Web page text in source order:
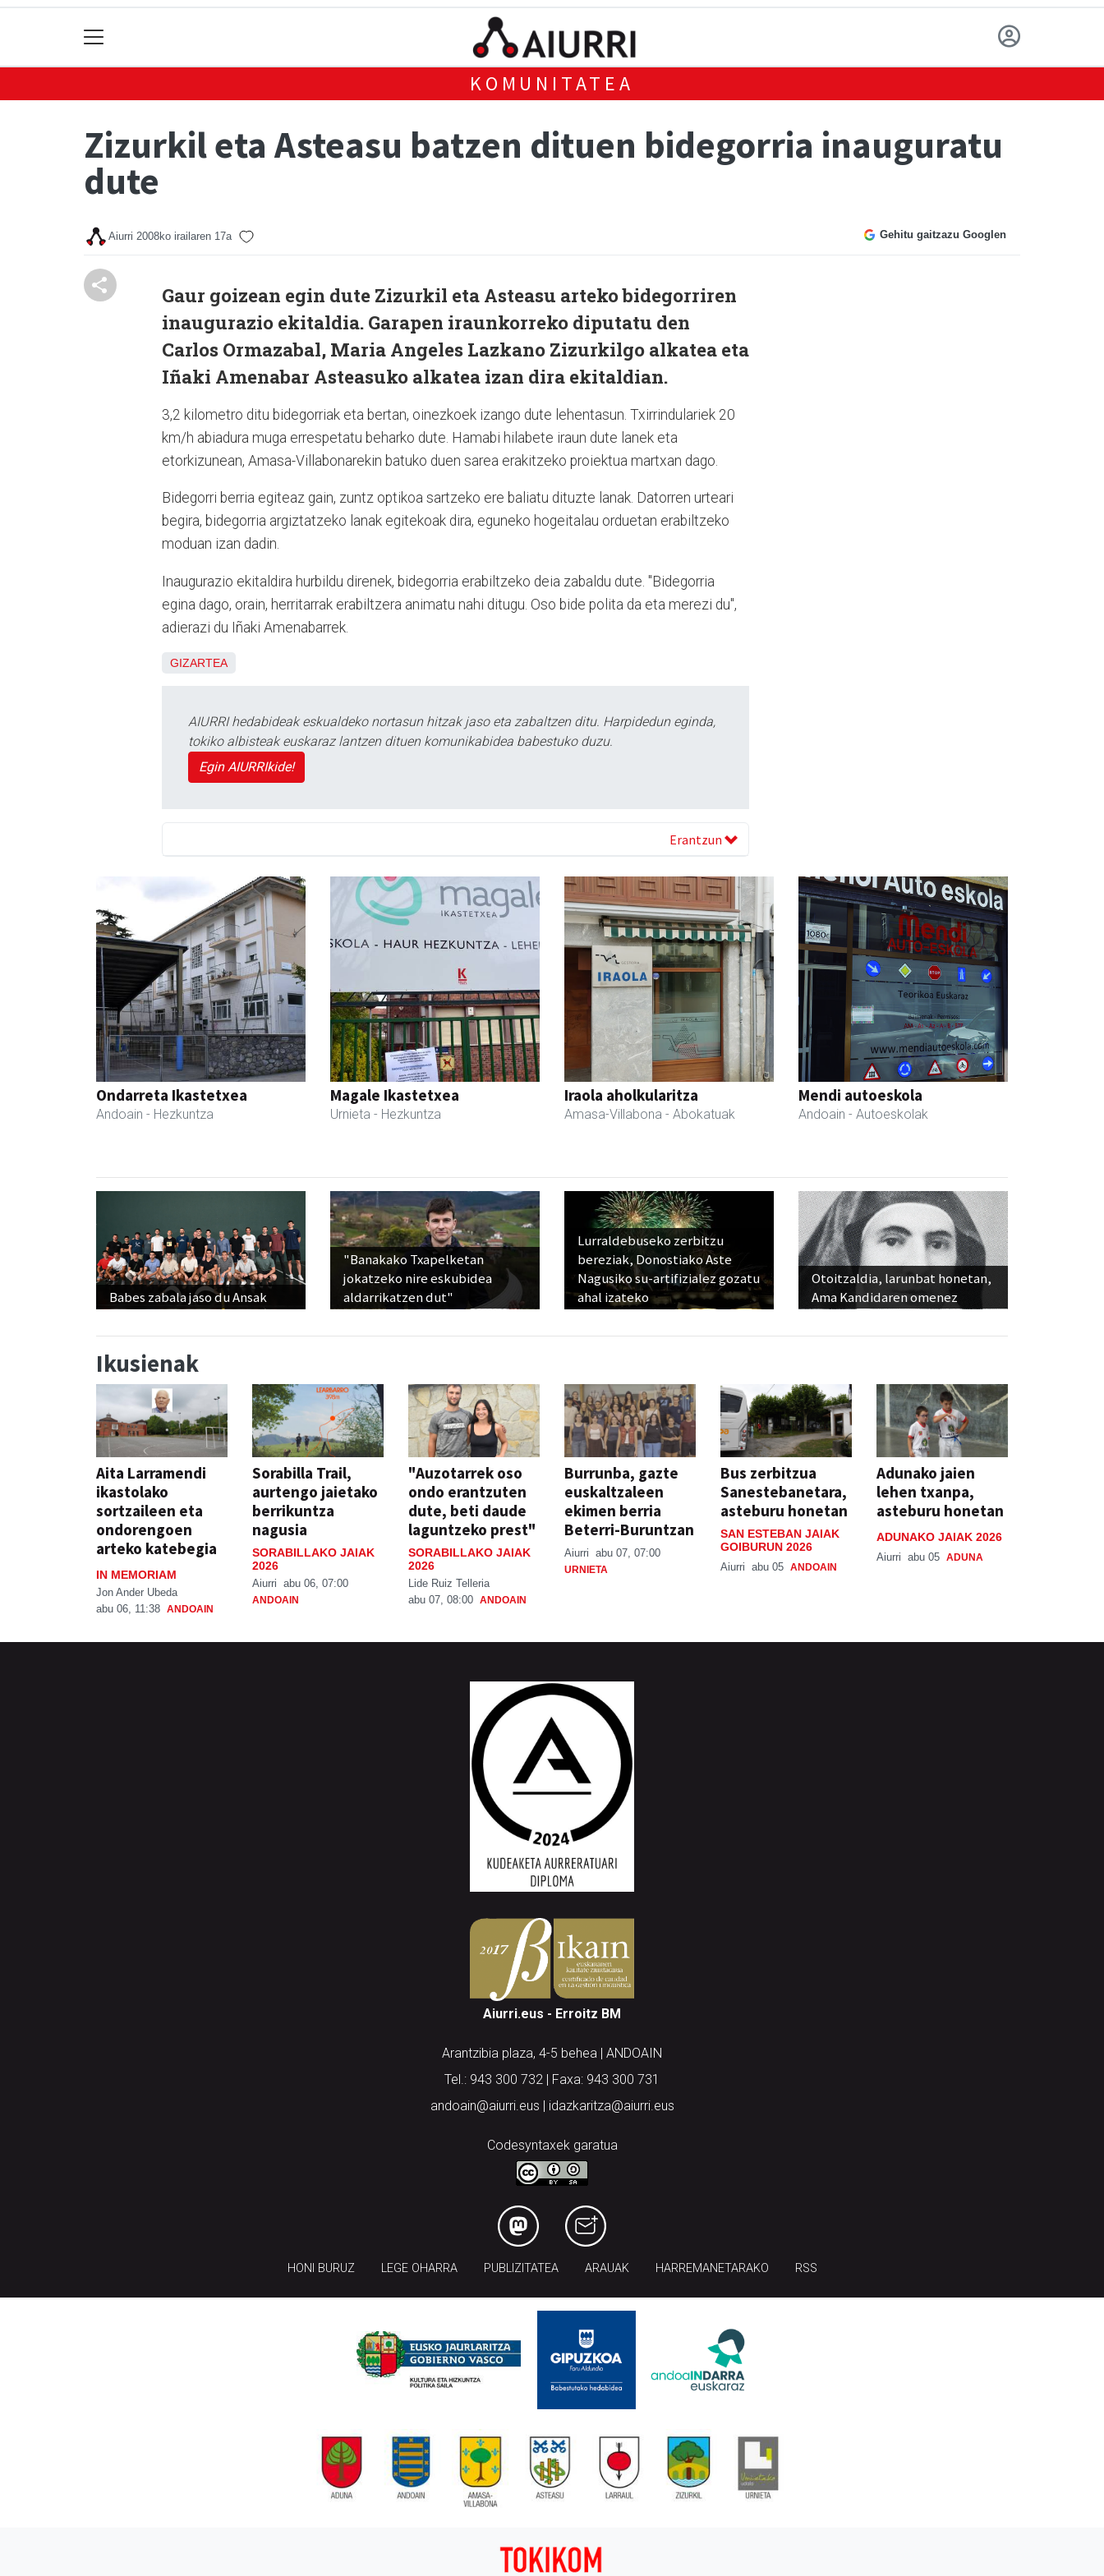
KOMUNITATEA
Zizurkil eta Asteasu batzen dituen bidegorria inauguratu
dute
Aiurri 2008ko irailaren 17a Gehitu gaitzazu Googlen
Gaur goizean egin dute Zizurkil eta Asteasu arteko bidegorriren
inaugurazio ekitaldia. Garapen iraunkorreko diputatu den
Carlos Ormazabal, Maria Angeles Lazkano Zizurkilgo alkatea eta
Iñaki Amenabar Asteasuko alkatea izan dira ekitaldian.
3,2 kilometro ditu bidegorriak eta bertan, oinezkoek izango dute lehentasun. Txirrindulariek 20
km/h abiadura muga errespetatu beharko dute. Hamabi hilabete iraun dute lanek eta
etorkizunean, Amasa-Villabonarekin batuko duen sarea erakitzeko proiektua martxan dago.
Bidegorri berria egiteaz gain, zuntz optikoa sartzeko ere baliatu dituzte lanak. Datorren urteari
begira, bidegorria argiztatzeko lanak egitekoak dira, eguneko hogeitalau orduetan erabiltzeko
moduan izan dadin.
Inaugurazio ekitaldira hurbildu direnek, bidegorria erabiltzeko deia zabaldu dute. "Bidegorria
egina dago, orain, herritarrak erabiltzera animatu nahi ditugu. Oso bide polita da eta merezi du",
adierazi du Iñaki Amenabarrek.
GIZARTEA
AIURRI hedabideak eskualdeko nortasun hitzak jaso eta zabaltzen ditu. Harpidedun eginda,
tokiko albisteak euskaraz lantzen dituen komunikabidea babestuko duzu.
Egin AIURRIkide!
Erantzun
Ondarreta Ikastetxea
Andoain - Hezkuntza
Magale Ikastetxea
Urnieta - Hezkuntza
Iraola aholkularitza
Amasa-Villabona - Abokatuak
Mendi autoeskola
Andoain - Autoeskolak
Babes zabala jaso du Ansak
"Banakako Txapelketan
jokatzeko nire eskubidea
aldarrikatzen dut"
Lurraldebuseko zerbitzu
bereziak, Donostiako Aste
Nagusiko su-artifizialez gozatu
ahal izateko
Otoitzaldia, larunbat honetan,
Ama Kandidaren omenez
Ikusienak
Aita Larramendi
ikastolako
sortzaileen eta
ondorengoen
arteko katebegia
IN MEMORIAM
Jon Ander Ubeda
abu 06, 11:38 ANDOAIN
Sorabilla Trail,
aurtengo jaietako
berrikuntza
nagusia
SORABILLAKO JAIAK
2026
Aiurri abu 06, 07:00
ANDOAIN
"Auzotarrek oso
ondo erantzuten
dute, beti daude
laguntzeko prest"
SORABILLAKO JAIAK
2026
Lide Ruiz Telleria
abu 07, 08:00 ANDOAIN
Burrunba, gazte
euskaltzaleen
ekimen berria
Beterri-Buruntzan
Aiurri abu 07, 07:00
URNIETA
Bus zerbitzua
Sanestebanetara,
asteburu honetan
SAN ESTEBAN JAIAK
GOIBURUN 2026
Aiurri abu 05 ANDOAIN
Adunako jaien
lehen txanpa,
asteburu honetan
ADUNAKO JAIAK 2026
Aiurri abu 05 ADUNA
Aiurri.eus - Erroitz BM
Arantzibia plaza, 4-5 behea | ANDOAIN
Tel.: 943 300 732 | Faxa: 943 300 731
andoain@aiurri.eus | idazkaritza@aiurri.eus
Codesyntaxek garatua
HONI BURUZ LEGE OHARRA PUBLIZITATEA ARAUAK HARREMANETARAKO RSS